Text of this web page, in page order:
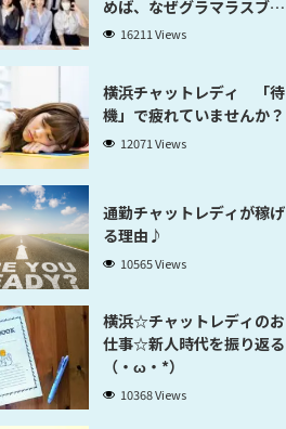
めば、なぜグラマラスブラ
ンド横浜だと稼げるのかが
16211 Views
横浜チャットレディ 「待
機」で疲れていませんか？
12071 Views
通勤チャットレディが稼げ
る理由♪
10565 Views
横浜☆チャットレディのお
仕事☆新人時代を振り返る
（・ω・*）
10368 Views